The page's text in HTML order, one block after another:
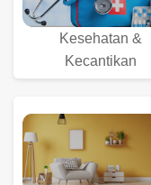
Kesehatan &
Kecantikan